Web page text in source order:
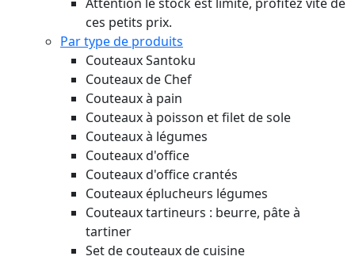
ces petits prix.
Par type de produits
Couteaux Santoku
Couteaux de Chef
Couteaux à pain
Couteaux à poisson et filet de sole
Couteaux à légumes
Couteaux d'office
Couteaux d'office crantés
Couteaux éplucheurs légumes
Couteaux tartineurs : beurre, pâte à
tartiner
Set de couteaux de cuisine